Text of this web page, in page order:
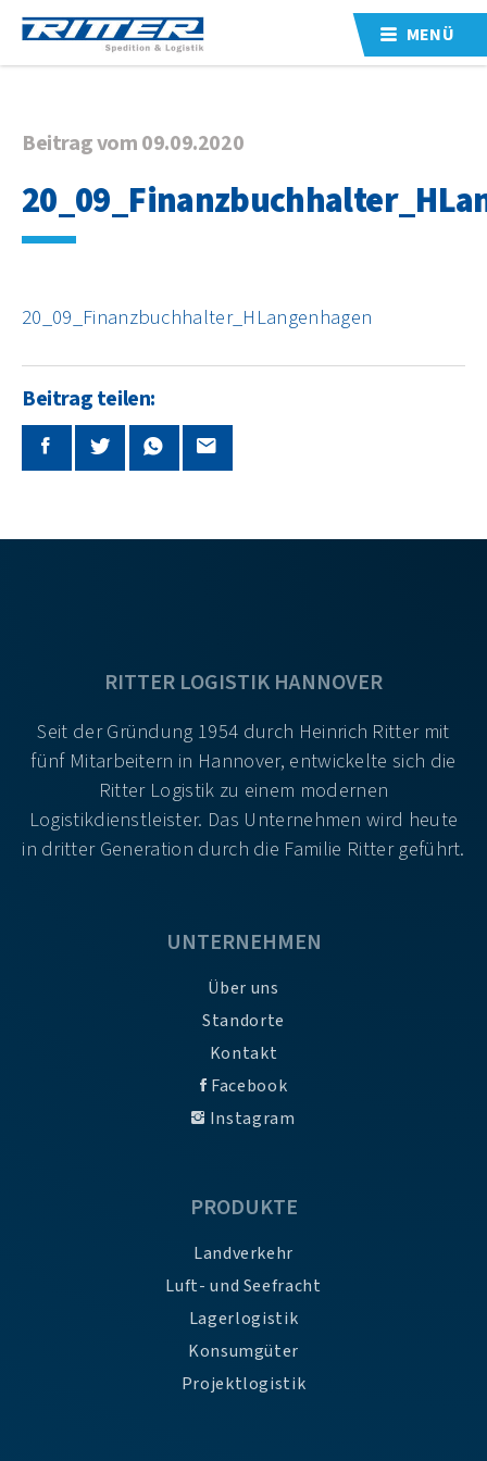
MENÜ
Beitrag vom 09.09.2020
20_09_Finanzbuchhalter_HLangenhagen
Beitrag teilen:
RITTER LOGISTIK HANNOVER
Seit der Gründung 1954 durch Heinrich Ritter mit
fünf Mitarbeitern in Hannover, entwickelte sich die
Ritter Logistik zu einem modernen
Logistikdienstleister. Das Unternehmen wird heute
in dritter Generation durch die Familie Ritter geführt.
UNTERNEHMEN
Über uns
Standorte
Kontakt
Facebook
Instagram
PRODUKTE
Landverkehr
Luft- und Seefracht
Lagerlogistik
Konsumgüter
Projektlogistik